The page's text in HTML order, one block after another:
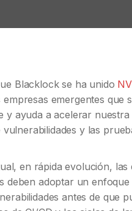
Blacklock se ha unido
emergentes que
y ayuda a acelerar
y las
en rápida evolución,
deben adoptar un
antes de que